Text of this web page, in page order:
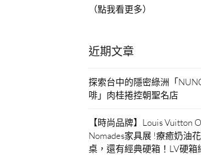
（點我看更多）
近期文章
探索台中的隱密綠洲「
啡」肉桂捲控朝聖名店
【時尚品牌】Louis Vuitton
Nomades家具展 !療癒奶油
桌，還有經典硬箱！LV硬箱